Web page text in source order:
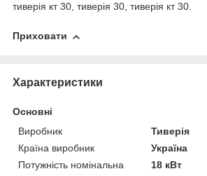
тиверія кт 30, тиверія 30, тиверія кт 30.
Приховати
Характеристики
Основні
Виробник
Тиверія
Країна виробник
Україна
Потужність номінальна
18 кВт